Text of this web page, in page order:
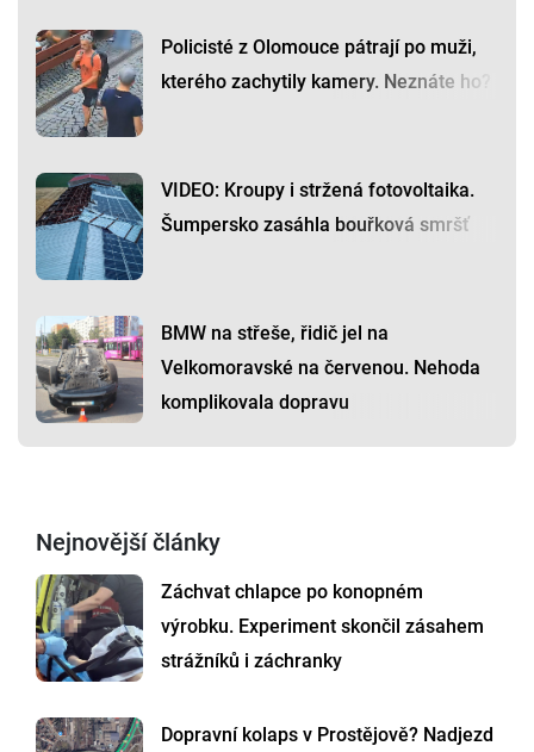
Policisté z Olomouce pátrají po muži,
kterého zachytily kamery. Neznáte ho?
VIDEO: Kroupy i stržená fotovoltaika.
Šumpersko zasáhla bouřková smršť
BMW na střeše, řidič jel na
Velkomoravské na červenou. Nehoda
komplikovala dopravu
Nejnovější články
Záchvat chlapce po konopném
výrobku. Experiment skončil zásahem
strážníků i záchranky
Dopravní kolaps v Prostějově? Nadjezd